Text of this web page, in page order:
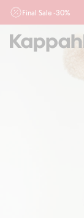
Final Sale -30%
działu outlet do 10.8
nie łączymy